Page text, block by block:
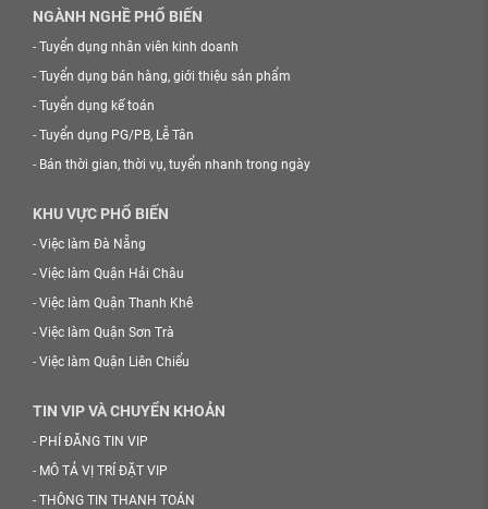
NGÀNH NGHỀ PHỔ BIẾN
- Tuyển dụng nhân viên kinh doanh
- Tuyển dụng bán hàng, giới thiệu sản phẩm
- Tuyển dụng kế toán
- Tuyển dụng PG/PB, Lễ Tân
- Bán thời gian, thời vụ, tuyển nhanh trong ngày
KHU VỰC PHỔ BIẾN
- Việc làm Đà Nẵng
- Việc làm Quận Hải Châu
- Việc làm Quận Thanh Khê
- Việc làm Quận Sơn Trà
- Việc làm Quận Liên Chiểu
TIN VIP VÀ CHUYỂN KHOẢN
- PHÍ ĐĂNG TIN VIP
- MÔ TẢ VỊ TRÍ ĐẶT VIP
- THÔNG TIN THANH TOÁN